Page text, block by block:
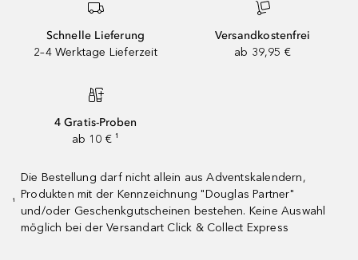
Schnelle Lieferung
2–4 Werktage Lieferzeit
Versandkostenfrei
ab 39,95 €
4 Gratis-Proben
ab 10 € ¹
¹
Die Bestellung darf nicht allein aus Adventskalendern,
Produkten mit der Kennzeichnung "Douglas Partner"
und/oder Geschenkgutscheinen bestehen. Keine Auswahl
möglich bei der Versandart Click & Collect Express